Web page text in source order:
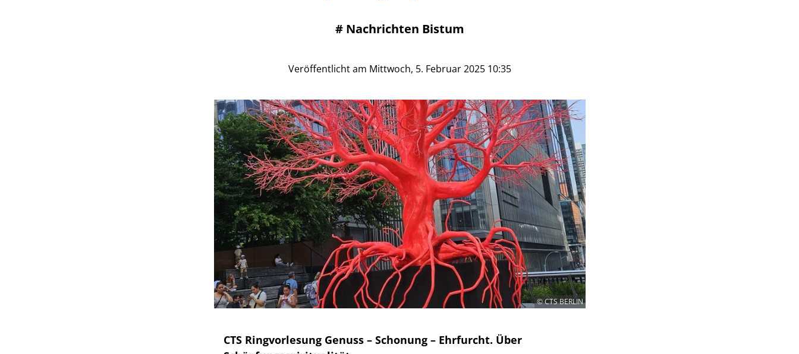
# Nachrichten Bistum
Veröffentlicht am Mittwoch, 5. Februar 2025 10:35
© CTS BERLIN
CTS Ringvorlesung Genuss – Schonung – Ehrfurcht. Über